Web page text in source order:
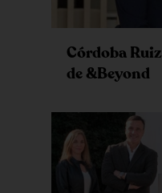
Córdoba
de &Beyond